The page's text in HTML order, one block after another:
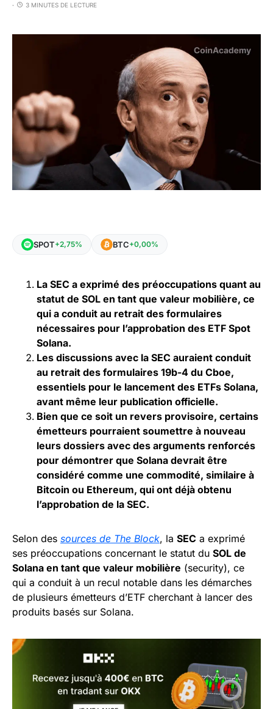
3 MINUTES DE LECTURE
SPOT+2,75% BTC+0,00%
La SEC a exprimé des préoccupations quant au
statut de SOL en tant que valeur mobilière, ce
qui a conduit au retrait des formulaires
nécessaires pour l’approbation des ETF Spot
Solana.
Les discussions avec la SEC auraient conduit
au retrait des formulaires 19b-4 du Cboe,
essentiels pour le lancement des ETFs Solana,
avant même leur publication officielle.
Bien que ce soit un revers provisoire, certains
émetteurs pourraient soumettre à nouveau
leurs dossiers avec des arguments renforcés
pour démontrer que Solana devrait être
considéré comme une commodité, similaire à
Bitcoin ou Ethereum, qui ont déjà obtenu
l’approbation de la SEC.
Selon des sources de The Block, la SEC a exprimé
ses préoccupations concernant le statut du SOL de
Solana en tant que valeur mobilière (security), ce
qui a conduit à un recul notable dans les démarches
de plusieurs émetteurs d’ETF cherchant à lancer des
produits basés sur Solana.